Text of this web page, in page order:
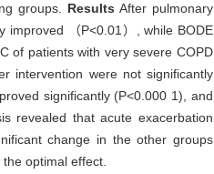
groups. ResultsAfter pulmonary
improved （P<0.01）, while BODE
of patients with very severe COPD
intervention were not significantly
significantly (P<0.000 1), and
revealed that acute exacerbation
change in the other groups
optimal effect.